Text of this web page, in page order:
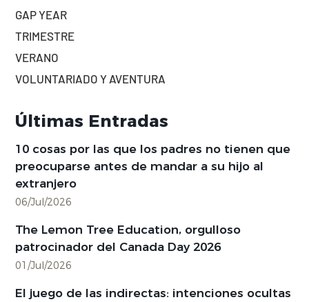
GAP YEAR
TRIMESTRE
VERANO
VOLUNTARIADO Y AVENTURA
Últimas Entradas
10 cosas por las que los padres no tienen que
preocuparse antes de mandar a su hijo al
extranjero
06/Jul/2026
The Lemon Tree Education, orgulloso
patrocinador del Canada Day 2026
01/Jul/2026
El juego de las indirectas: intenciones ocultas